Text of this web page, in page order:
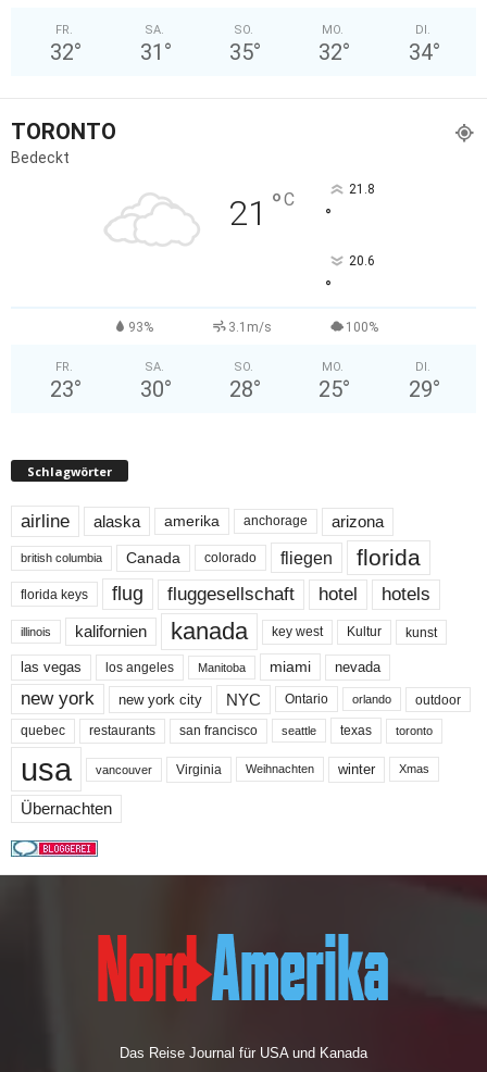
FR.
32°
SA.
31 °
SO.
35°
MO.
32°
DI.
34°
TORONTO
Bedeckt
21 °C 21.8
°
20.6
°
93% 3.1m/s 100%
FR.
23°
SA.
30°
SO.
28°
MO.
25°
DI.
29°
Schlagwörter
airline alaska amerika anchorage arizona
british columbia Canada colorado fliegen florida
florida keys flug fluggesellschaft hotel hotels
illinois kalifornien kanada key west Kultur kunst
las vegas los angeles Manitoba miami nevada
new york new york city NYC Ontario orlando outdoor
quebec restaurants san francisco seattle texas toronto
usa vancouver Virginia Weihnachten winter Xmas
Übernachten
Das Reise Journal für USA und Kanada